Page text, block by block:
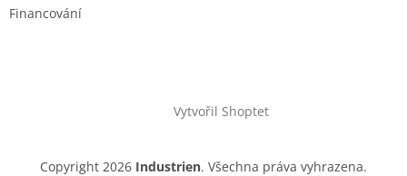
Financování
Vytvořil Shoptet
Copyright 2026 Industrien. Všechna práva vyhrazena.